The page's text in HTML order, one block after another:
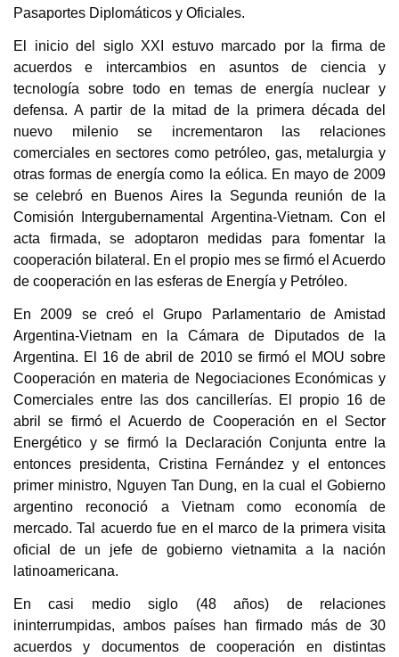
Pasaportes Diplomáticos y Oficiales.
El inicio del siglo XXI estuvo marcado por la firma de
acuerdos e intercambios en asuntos de ciencia y
tecnología sobre todo en temas de energía nuclear y
defensa. A partir de la mitad de la primera década del
nuevo milenio se incrementaron las relaciones
comerciales en sectores como petróleo, gas, metalurgia y
otras formas de energía como la eólica. En mayo de 2009
se celebró en Buenos Aires la Segunda reunión de la
Comisión Intergubernamental Argentina-Vietnam. Con el
acta firmada, se adoptaron medidas para fomentar la
cooperación bilateral. En el propio mes se firmó el Acuerdo
de cooperación en las esferas de Energía y Petróleo.
En 2009 se creó el Grupo Parlamentario de Amistad
Argentina-Vietnam en la Cámara de Diputados de la
Argentina. El 16 de abril de 2010 se firmó el MOU sobre
Cooperación en materia de Negociaciones Económicas y
Comerciales entre las dos cancillerías. El propio 16 de
abril se firmó el Acuerdo de Cooperación en el Sector
Energético y se firmó la Declaración Conjunta entre la
entonces presidenta, Cristina Fernández y el entonces
primer ministro, Nguyen Tan Dung, en la cual el Gobierno
argentino reconoció a Vietnam como economía de
mercado. Tal acuerdo fue en el marco de la primera visita
oficial de un jefe de gobierno vietnamita a la nación
latinoamericana.
En casi medio siglo (48 años) de relaciones
ininterrumpidas, ambos países han firmado más de 30
acuerdos y documentos de cooperación en distintas